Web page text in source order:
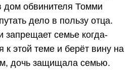
дом обвинителя Томми
дело в пользу отца.
запрещает семье когда-
к этой теме и берёт вину на
дочь защищала семью.